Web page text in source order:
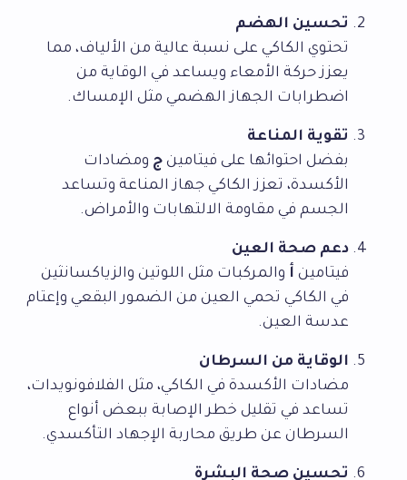
تحسين الهضم
تحتوي الكاكي على نسبة عالية من الألياف، مما
يعزز حركة الأمعاء ويساعد في الوقاية من
اضطرابات الجهاز الهضمي مثل الإمساك.
تقوية المناعة
بفضل احتوائها على فيتامين ج ومضادات
الأكسدة، تعزز الكاكي جهاز المناعة وتساعد
الجسم في مقاومة الالتهابات والأمراض.
دعم صحة العين
فيتامين أ والمركبات مثل اللوتين والزياكسانثين
في الكاكي تحمي العين من الضمور البقعي وإعتام
عدسة العين.
الوقاية من السرطان
مضادات الأكسدة في الكاكي، مثل الفلافونويدات،
تساعد في تقليل خطر الإصابة ببعض أنواع
السرطان عن طريق محاربة الإجهاد التأكسدي.
تحسين صحة البشرة